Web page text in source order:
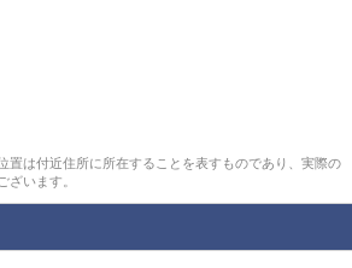
置は付近住所に所在することを表すものであり、実際の
ざいます。